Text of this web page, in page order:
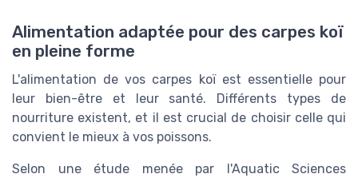
Alimentation adaptée pour des carpes koï
en pleine forme
L'alimentation de vos carpes koï est essentielle pour
leur bien-être et leur santé. Différents types de
nourriture existent, et il est crucial de choisir celle qui
convient le mieux à vos poissons.
Selon une étude menée par l'Aquatic Sciences